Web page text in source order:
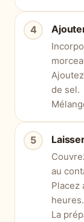
de sel.
au
Placez
heures.
La